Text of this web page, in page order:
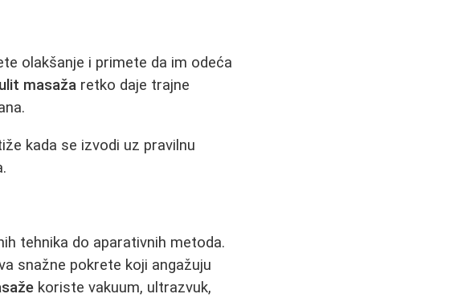
olakšanje i primete da im odeća
masaža retko daje trajne
kada se izvodi uz pravilnu
tehnika do aparativnih metoda.
snažne pokrete koji angažuju
koriste vakuum, ultrazvuk,